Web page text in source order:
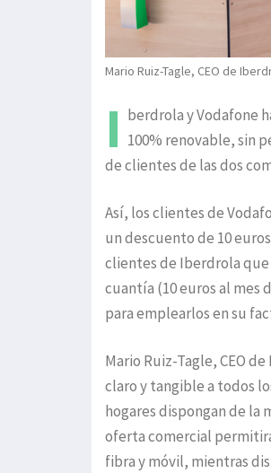
Mario Ruiz-Tagle, CEO de
I berdrola y Vodafone
100% renovable, sin
de clientes de las dos
Así, los clientes de
un descuento de 10
clientes de Iberdrola que
cuantía (10 euros al mes
para emplearlos en su
Mario Ruiz-Tagle, CEO
claro y tangible a todos
hogares dispongan de la
oferta comercial
fibra y móvil, mientras